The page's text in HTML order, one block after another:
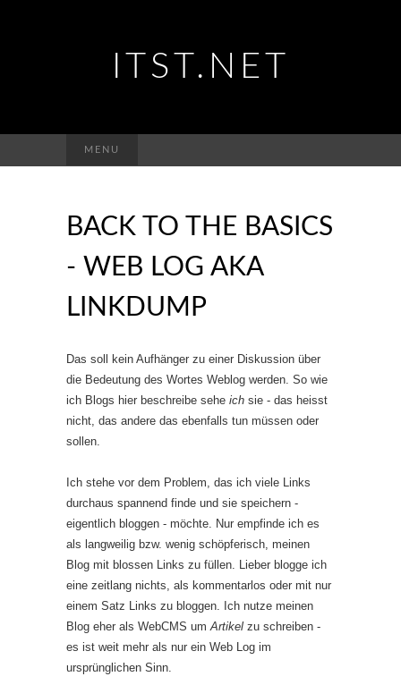
ITST.NET
MENU
nach:
BACK TO THE BASICS
- WEB LOG AKA
LINKDUMP
Das soll kein Aufhänger zu einer Diskussion über
die Bedeutung des Wortes Weblog werden. So wie
ich Blogs hier beschreibe sehe ich sie - das heisst
nicht, das andere das ebenfalls tun müssen oder
sollen.
Ich stehe vor dem Problem, das ich viele Links
durchaus spannend finde und sie speichern -
eigentlich bloggen - möchte. Nur empfinde ich es
als langweilig bzw. wenig schöpferisch, meinen
Blog mit blossen Links zu füllen. Lieber blogge ich
eine zeitlang nichts, als kommentarlos oder mit nur
einem Satz Links zu bloggen. Ich nutze meinen
Blog eher als WebCMS umArtikel zu schreiben -
es ist weit mehr als nur ein Web Log im
ursprünglichen Sinn.